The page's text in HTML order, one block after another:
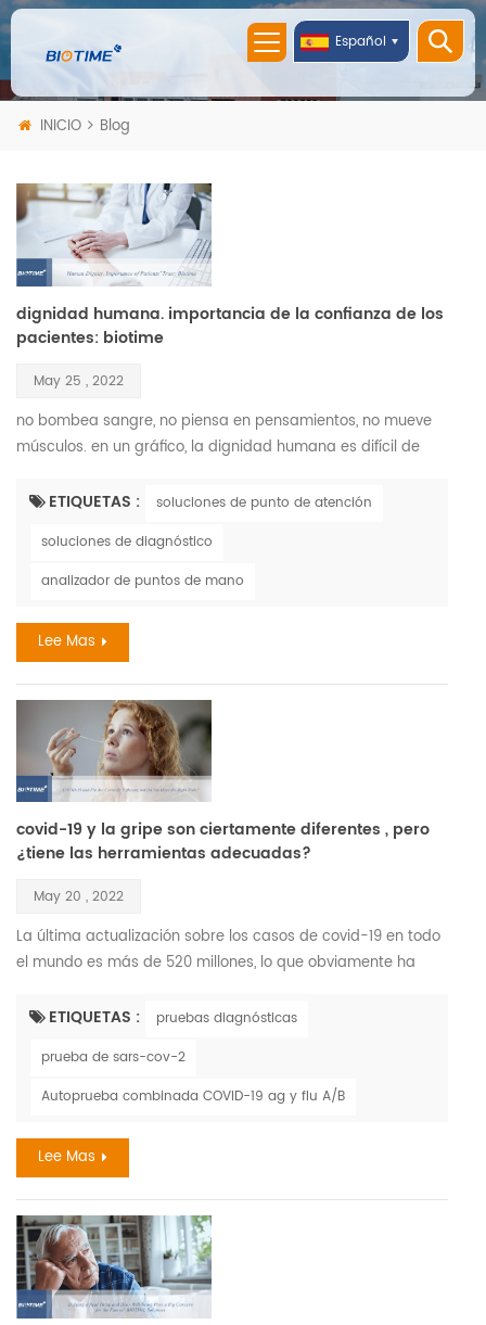
Español
INICIO Blog
dignidad humana. importancia de la confianza de los
pacientes: biotime
May 25 , 2022
no bombea sangre, no piensa en pensamientos, no mueve
músculos. en un gráfico, la dignidad humana es difícil de
perseguimos incansablemente ya que es tan vital para
con la salud humana. cada miembro de nuestra sociedad
merece caminar por esta vida con la frente en alto. sin
ETIQUETAS :
soluciones de punto de atención
soluciones de diagnóstico
analizador de puntos de mano
Lee Mas
covid-19 y la gripe son ciertamente diferentes , pero
¿tiene las herramientas adecuadas?
May 20 , 2022
La última actualización sobre los casos de covid-19 en todo
el mundo es más de 520 millones, lo que obviamente ha
vida aceptada,, eliminó la ilusión del dominio del huésped y
los miembros más pequeños de la sociedad: los virus.
también su correlación con la influenza durante las
ETIQUETAS :
pruebas diagnósticas
prueba de sars-cov-2
Autoprueba combinada COVID-19 ag y flu A/B
Lee Mas